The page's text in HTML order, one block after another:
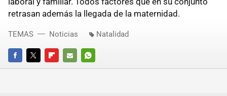
retrasan además la llegada de la maternidad.
FACEBOOKTWITTERFLIPBOARD
E-
WHATSAPP
TEMAS Noticias Natalidad